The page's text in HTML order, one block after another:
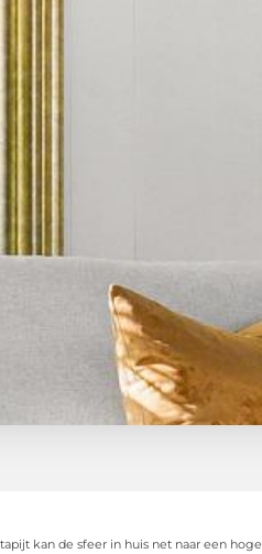
kan de sfeer in huis net naar een